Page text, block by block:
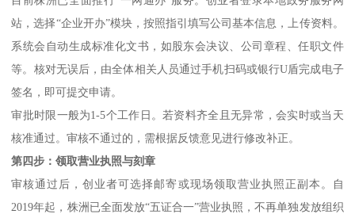
站，选择“企业开办”模块，按照指引填写公司基本信息，上传资料。
系统会自动生成标准化文书，如股东会决议、公司章程、任职文件
等。核对无误后，由全体相关人员通过手机扫码或银行U盾完成电子
签名，即可提交申请。
审批时限一般为1-5个工作日。若资料齐全且无异常，会实时或当天
核准通过。审核不通过的，需根据反馈意见进行修改补正。
第四步：领取营业执照与刻章
审核通过后，创业者可选择邮寄或现场领取营业执照正副本。自
2019年起，株洲已全面发放“五证合一”营业执照，不再单独发放组织